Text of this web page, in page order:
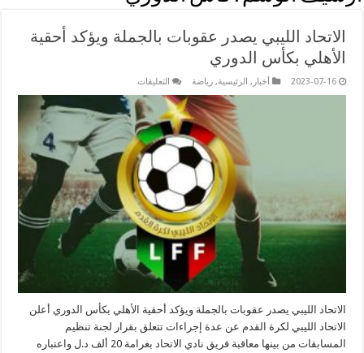
الاتحاد الليبي يصدر عقوبات بالجملة ويؤكد أحقية
الأهلي بكأس الدوري
2023-07-16 أخبار , الرئيسية,رياضة التعليقات
الليبي
يصدر
عقوبات
بالجملة
ويؤكد
أحقية
الأهلي
بكأس
الدوري
مغلقة
الاتحاد الليبي يصدر عقوبات بالجملة ويؤكد أحقية الأهلي بكأس الدوري أعلن
الاتحاد الليبي لكرة القدم عن عدة إجراءات تتعلق بقرار لجنة تنظيم
المسابقات من بينها معاقبة فريق نادي الاتحاد بغرامة 20 ألف د.ل واعتباره